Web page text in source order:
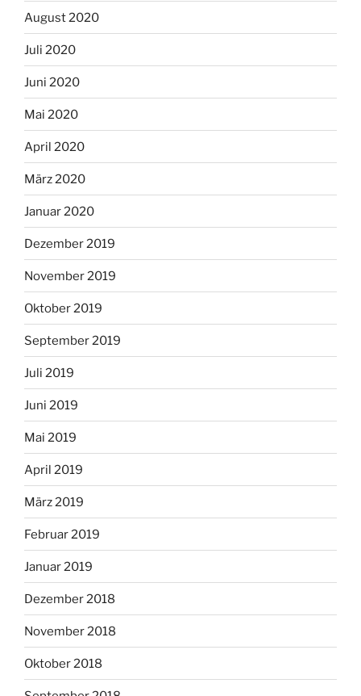
August 2020
Juli 2020
Juni 2020
Mai 2020
April 2020
März 2020
Januar 2020
Dezember 2019
November 2019
Oktober 2019
September 2019
Juli 2019
Juni 2019
Mai 2019
April 2019
März 2019
Februar 2019
Januar 2019
Dezember 2018
November 2018
Oktober 2018